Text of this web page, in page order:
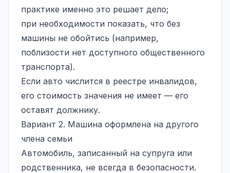
практике именно это решает дело;
при необходимости показать, что без
машины не обойтись (например,
поблизости нет доступного общественного
транспорта).
Если авто числится в реестре инвалидов,
его стоимость значения не имеет — его
оставят должнику.
Вариант 2. Машина оформлена на другого
члена семьи
Автомобиль, записанный на супруга или
родственника, не всегда в безопасности.